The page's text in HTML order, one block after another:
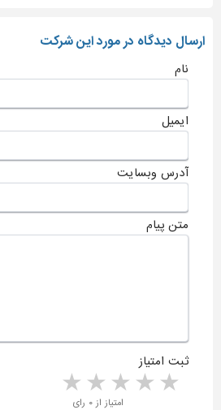
ارسال دیدگاه در مورد این شرکت
نام
ایمیل
آدرس وبسایت
متن پیام
ثبت امتیاز
4 stars 3 stars 2 stars 1 star امتیاز از ۰ رای